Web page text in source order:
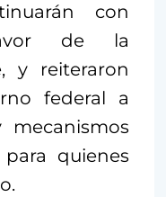
con
de la
y reiteraron
federal a
mecanismos
quienes